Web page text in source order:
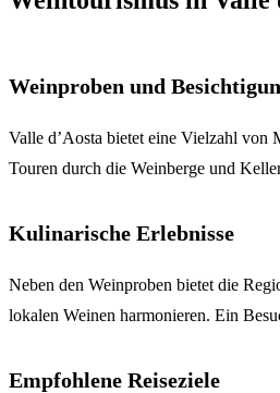
Weinproben und
Valle d’Aosta bietet eine Vielzahl von
Touren durch die Weinberge und
Kulinarische Erlebnisse
Neben den Weinproben bietet die
lokalen Weinen harmonieren. Ein
Empfohlene Reiseziele